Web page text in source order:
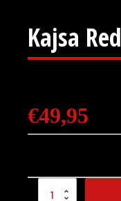
Kajsa Red
€49,95
Kajsa Red aantal